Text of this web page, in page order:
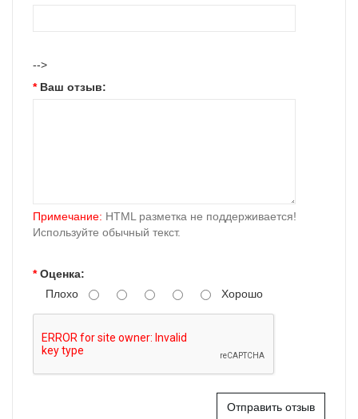
-->
Ваш отзыв:
Примечание: HTML разметка не поддерживается!
Используйте обычный текст.
Оценка:
Плохо
Хорошо
Отправить отзыв